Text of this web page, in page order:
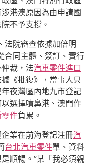
港澳原因為由申請國
不予支撐。
法院審查依據加倍明
合同主體、簽訂、實行
裁，法汽車零件進口
《批復》，當事人只
夜灣區內地九市登記
選擇噴鼻港、澳門作
零件負累。
業在前海登記注冊汽
台北汽車零件單、資料
是順暢。”某「我必須親